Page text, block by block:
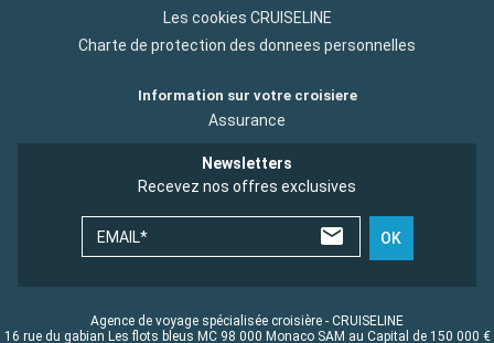
Les cookies CRUISELINE
Charte de protection des donnees personnelles
Information sur votre croisiere
Assurance
Newsletters
Recevez nos offres exclusives
EMAIL* OK
Agence de voyage spécialisée croisière - CRUISELINE
16 rue du gabian Les flots bleus MC 98 000 Monaco SAM au Capital de 150 000 €